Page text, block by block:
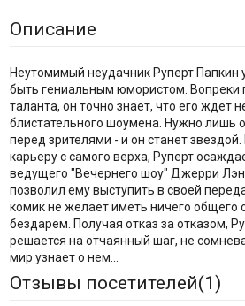
Описание
Неутомимый неудачник Руперт Папкин
быть гениальным юмористом. Вопреки
таланта, он точно знает, что его ждет
блистательного шоумена. Нужно лишь
перед зрителями - и он станет
карьеру с самого верха, Руперт
ведущего "Вечернего шоу" Джерри
позволил ему выступить в своей
комик не желает иметь ничего общего
бездарем. Получая отказ за отказом,
решается на отчаянный шаг, не
мир узнает о нем...
Отзывы посетителей(1)